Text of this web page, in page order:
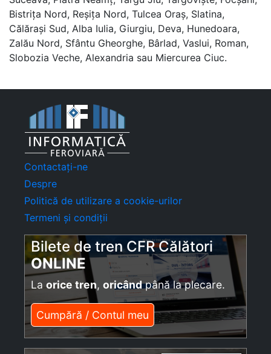
Bistrița Nord, Reșița Nord, Tulcea Oraș, Slatina,
Călărași Sud, Alba Iulia, Giurgiu, Deva, Hunedoara,
Zalău Nord, Sfântu Gheorghe, Bârlad, Vaslui, Roman,
Slobozia Veche, Alexandria sau Miercurea Ciuc.
Contactați-ne
Despre
Politică de utilizare a cookie-urilor
Termeni și condiții
Bilete de tren CFR Călători
ONLINE
La orice tren, oricândpână la plecare.
Cumpără / Contul meu